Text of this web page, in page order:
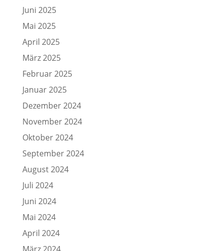
Juni 2025
Mai 2025
April 2025
März 2025
Februar 2025
Januar 2025
Dezember 2024
November 2024
Oktober 2024
September 2024
August 2024
Juli 2024
Juni 2024
Mai 2024
April 2024
März 2024